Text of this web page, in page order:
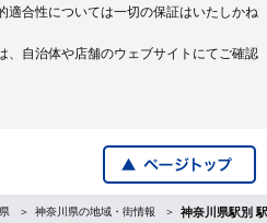
適合性については一切の保証はいたしかね
自治体や店舗のウェブサイトにてご確認
神奈川県の地域・街情報 神奈川県駅別